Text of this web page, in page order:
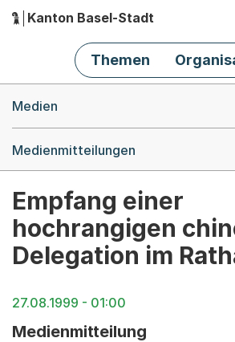
Hauptnavigation
Kanton Basel-Stadt
Themen
Medien
Medienmitteilungen
Empfang einer
hochrangigen
Delegation im
27.08.1999 - 01:00
Medienmitteilung